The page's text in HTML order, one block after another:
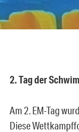
2. Tag der
Am 2. EM-Tag
Diese